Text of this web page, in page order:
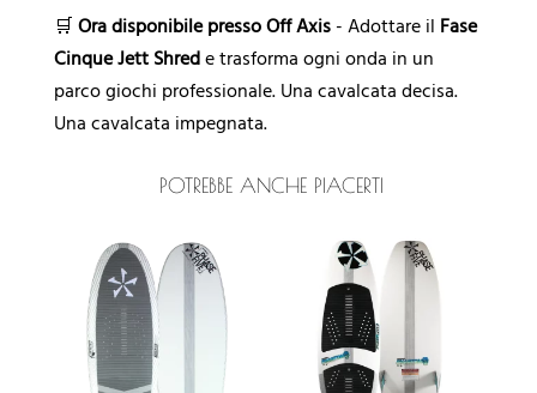
🛒 Ora disponibile presso Off Axis- Adottare il Fase
Cinque Jett Shrede trasforma ogni onda in un
parco giochi professionale. Una cavalcata decisa.
Una cavalcata impegnata.
POTREBBE ANCHE PIACERTI